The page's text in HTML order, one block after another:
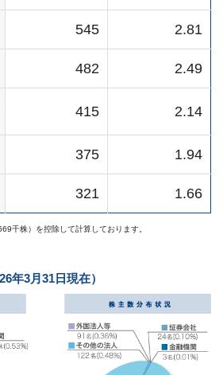
545 2.81
482 2.49
415 2.14
375 1.94
321 1.66
千株）を控除して計算しております。
年3月31日現在）